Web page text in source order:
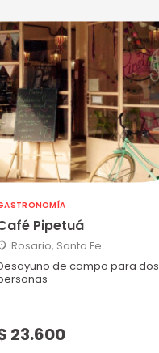
Pipetuá
Rosario, Santa Fe
de campo para dos
23.600